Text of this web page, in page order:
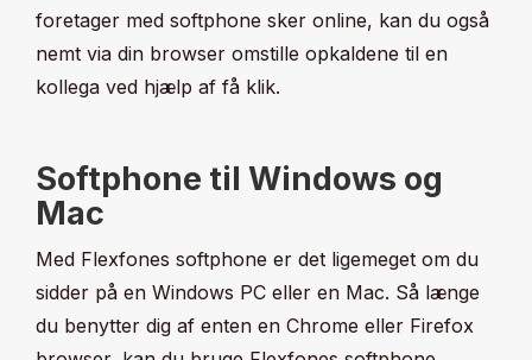
foretager med softphone sker online, kan du også
nemt via din browser omstille opkaldene til en
kollega ved hjælp af få klik.
Softphone til Windows og
Mac
Med Flexfones softphone er det ligemeget om du
sidder på en Windows PC eller en Mac. Så længe
du benytter dig af enten en Chrome eller Firefox